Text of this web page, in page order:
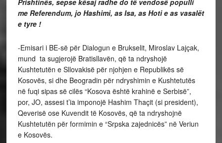
Prishtinës, sepse kësaj radhe do të vendosë populli
me Referendum, jo Hashimi, as Isa, as Hoti e as vasalët
e tyre !
-Emisari i BE-së për Dialogun e Brukselit, Miroslav Lajçak,
mund ta sugjerojë Bratisllavën, që ta ndryshojë
Kushtetutën e Sllovakisë për njohjen e Republikës së
Kosovës, si dhe Beogradin për ndryshimin e Kushtetutës
në fuqi sipas së cilës “Kosova është krahinë e Serbisë”,
por, JO, assesi t’ia imponojë Hashim Thaçit (si president),
Qeverisë ose Kuvendit të Kosovës, që ta ndryshojnë
Kushtetutën për formimin e “Srpska zajednicës” në Veriun
e Kosovës.